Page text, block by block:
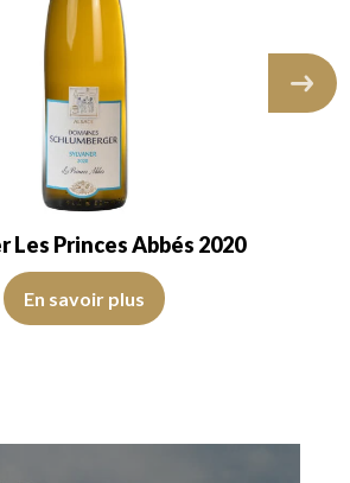
Le vin…est brillant, limpide et transparent. Le
Les Princes Abbés 2020
jaune citron avec des reflets verts, de
En savoir plus